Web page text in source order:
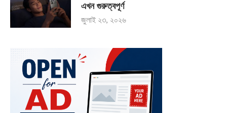
এখন গুরুত্বপূর্ণ
জুলাই ২৩, ২০২৬